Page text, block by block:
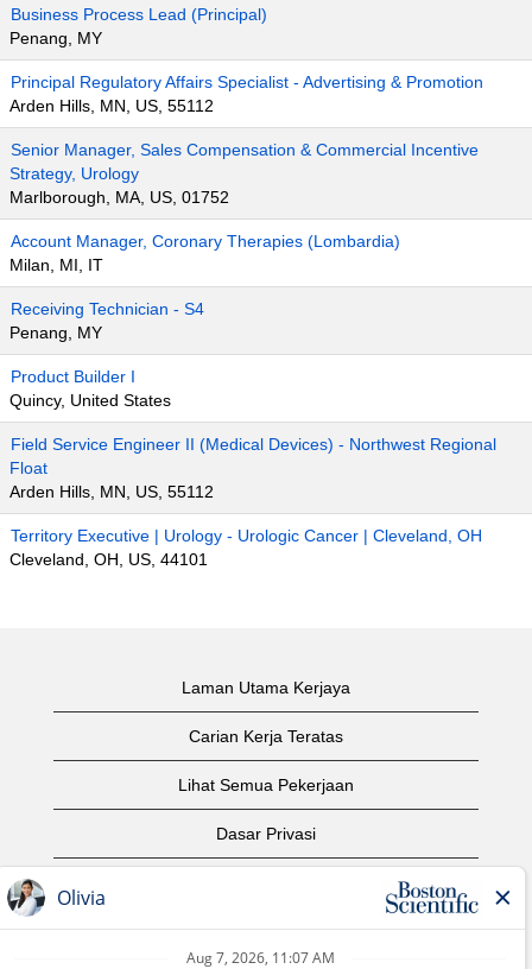
Business Process Lead (Principal)
Penang, MY
Principal Regulatory Affairs Specialist - Advertising & Promotion
Arden Hills, MN, US, 55112
Senior Manager, Sales Compensation & Commercial Incentive
Strategy, Urology
Marlborough, MA, US, 01752
Account Manager, Coronary Therapies (Lombardia)
Milan, MI, IT
Receiving Technician - S4
Penang, MY
Product Builder I
Quincy, United States
Field Service Engineer II (Medical Devices) - Northwest Regional
Float
Arden Hills, MN, US, 55112
Territory Executive | Urology - Urologic Cancer | Cleveland, OH
Cleveland, OH, US, 44101
Laman Utama Kerjaya
Carian Kerja Teratas
Lihat Semua Pekerjaan
Dasar Privasi
Notis Hak Cipta